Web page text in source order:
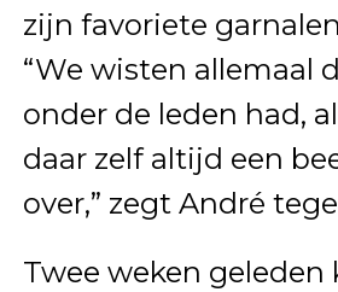
zijn favoriete
“We wisten allemaal
onder de leden had,
daar zelf altijd een
over,” zegt André
Twee weken geleden